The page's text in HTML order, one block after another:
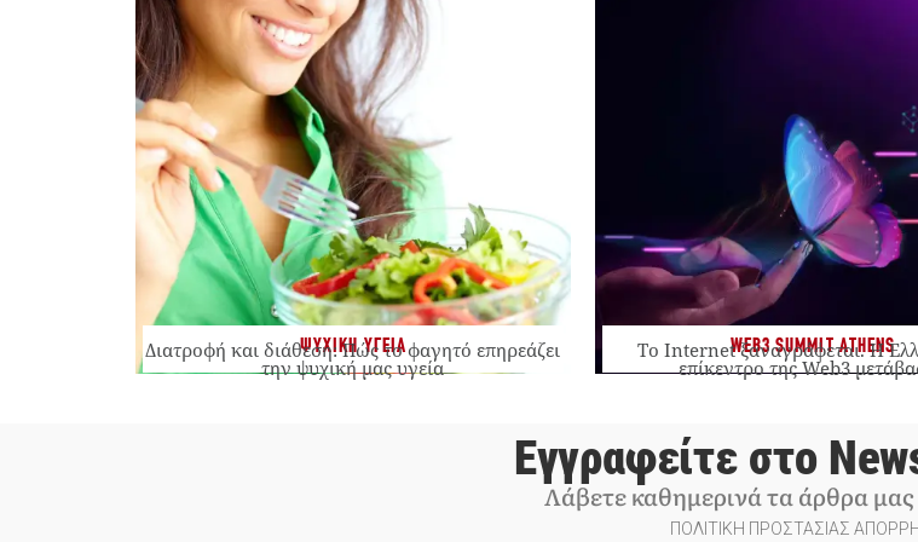
ΨΥΧΙΚΗ ΥΓΕΙΑ
Διατροφή και διάθεση: Πώς το φαγητό επηρεάζει
την ψυχική μας υγεία
WEB3 SUMMIT ATHENS
Το Internet ξαναγράφεται. Η
επίκεντρο της Web3
Εγγραφείτε στο
Λάβετε καθημερινά τα άρθρα
ΠΟΛΙΤΙΚΗ ΠΡΟΣΤΑΣΙΑΣ